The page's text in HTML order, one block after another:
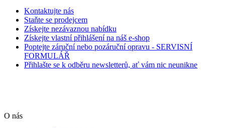
Kontaktujte nás
Staňte se prodejcem
Získejte nezávaznou nabídku
Získejte vlastní přihlášení na náš e-shop
Poptejte záruční nebo pozáruční opravu - SERVISNÍ
FORMULÁŘ
Přihlašte se k odběru newsletterů, ať vám nic neunikne
O nás